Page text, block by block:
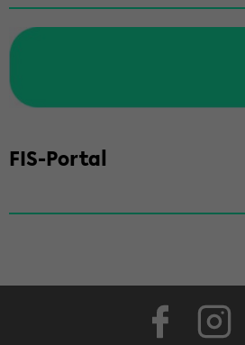
FIS-​Portal
Face­book